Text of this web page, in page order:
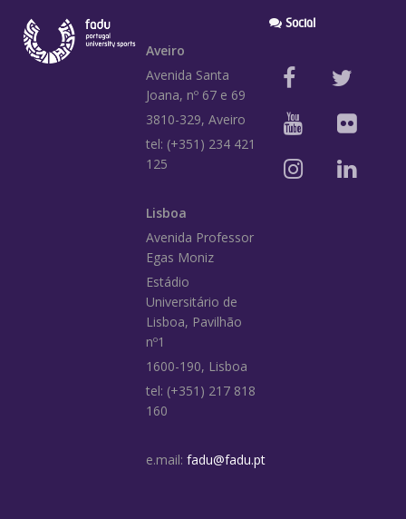
Aveiro
Avenida Santa
Joana, nº 67 e 69
3810-329, Aveiro
tel: (+351) 234 421
125
Lisboa
Avenida Professor
Egas Moniz
Estádio
Universitário de
Lisboa, Pavilhão
nº1
1600-190, Lisboa
tel: (+351) 217 818
160
e.mail: fadu@fadu.pt
Social